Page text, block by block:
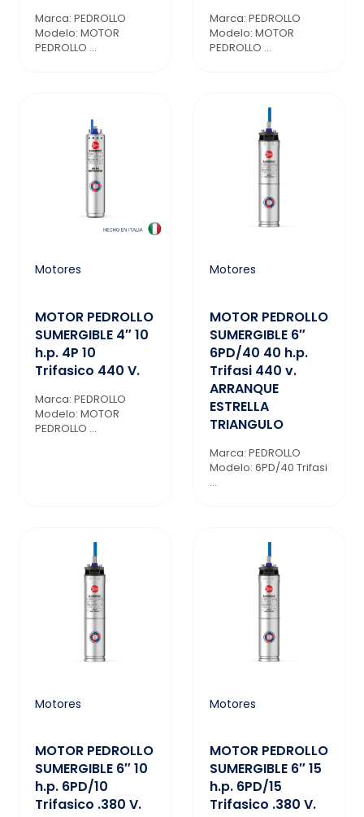
Marca: PEDROLLO
Modelo: MOTOR
PEDROLLO ...
Marca: PEDROLLO
Modelo: MOTOR
PEDROLLO ...
Motores
MOTOR PEDROLLO
SUMERGIBLE 4″ 10
h.p. 4P 10
Trifasico 440 V.
Marca: PEDROLLO
Modelo: MOTOR
PEDROLLO ...
Motores
MOTOR PEDROLLO
SUMERGIBLE 6″
6PD/40 40 h.p.
Trifasi 440 v.
ARRANQUE
ESTRELLA
TRIANGULO
Marca: PEDROLLO
Modelo: 6PD/40 Trifasi
...
Motores
MOTOR PEDROLLO
SUMERGIBLE 6″ 10
h.p. 6PD/10
Trifasico .380 V.
Motores
MOTOR PEDROLLO
SUMERGIBLE 6″ 15
h.p. 6PD/15
Trifasico .380 V.